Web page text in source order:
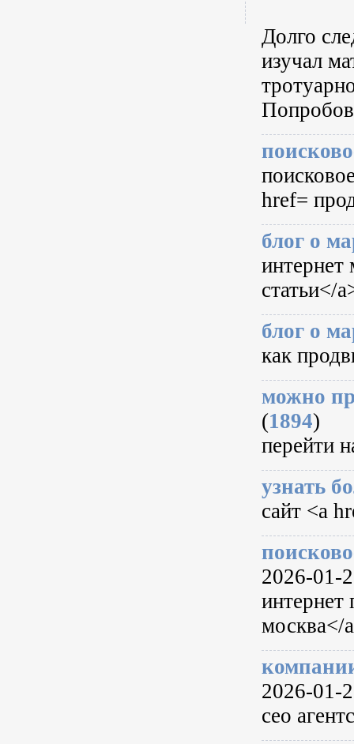
Долго
изучал
href=
блог о
интернет
статьи</
блог о
как
можно
(1894)
перейти
узнать
сайт <a
2026-01-
москва</
2026-01-
сео